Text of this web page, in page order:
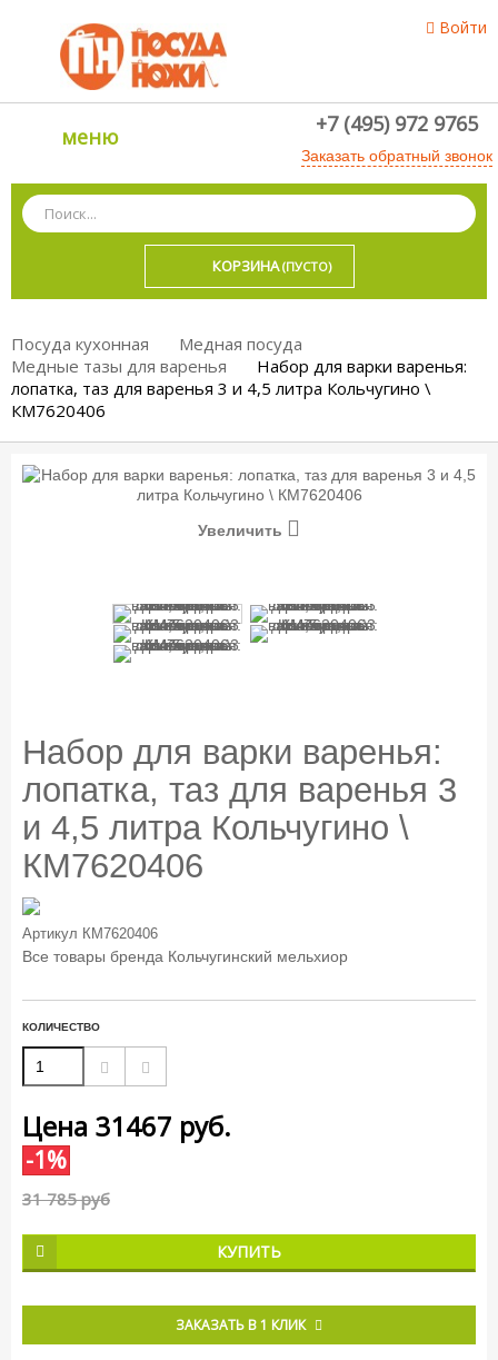
Войти
меню +7 (495) 972 9765
Заказать обратный звонок
КОРЗИНА (ПУСТО)
Посуда кухонная
Медная посуда
Медные тазы для варенья
Набор для варки варенья:
лопатка, таз для варенья 3 и 4,5 литра Кольчугино \
КМ7620406
Увеличить
Набор для варки варенья:
лопатка, таз для варенья 3
и 4,5 литра Кольчугино \
КМ7620406
Артикул КМ7620406
Все товары бренда Кольчугинский мельхиор
КОЛИЧЕСТВО
Цена 31467 руб.
-1%
31 785 руб
КУПИТЬ
ЗАКАЗАТЬ В 1 КЛИК